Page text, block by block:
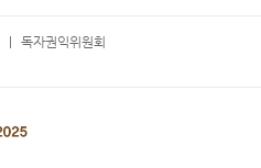
독자권익위원회